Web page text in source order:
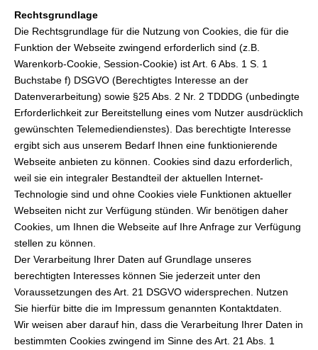
Rechtsgrundlage
Die Rechtsgrundlage für die Nutzung von Cookies, die für die
Funktion der Webseite zwingend erforderlich sind (z.B.
Warenkorb-Cookie, Session-Cookie) ist Art. 6 Abs. 1 S. 1
Buchstabe f) DSGVO (Berechtigtes Interesse an der
Datenverarbeitung) sowie §25 Abs. 2 Nr. 2 TDDDG (unbedingte
Erforderlichkeit zur Bereitstellung eines vom Nutzer ausdrücklich
gewünschten Telemediendienstes). Das berechtigte Interesse
ergibt sich aus unserem Bedarf Ihnen eine funktionierende
Webseite anbieten zu können. Cookies sind dazu erforderlich,
weil sie ein integraler Bestandteil der aktuellen Internet-
Technologie sind und ohne Cookies viele Funktionen aktueller
Webseiten nicht zur Verfügung stünden. Wir benötigen daher
Cookies, um Ihnen die Webseite auf Ihre Anfrage zur Verfügung
stellen zu können.
Der Verarbeitung Ihrer Daten auf Grundlage unseres
berechtigten Interesses können Sie jederzeit unter den
Voraussetzungen des Art. 21 DSGVO widersprechen. Nutzen
Sie hierfür bitte die im Impressum genannten Kontaktdaten.
Wir weisen aber darauf hin, dass die Verarbeitung Ihrer Daten in
bestimmten Cookies zwingend im Sinne des Art. 21 Abs. 1